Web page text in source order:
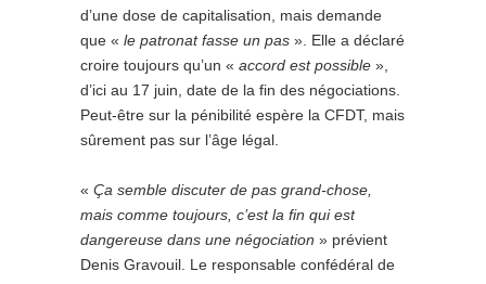
d’une dose de capitalisation, mais demande
que « le patronat fasse un pas ». Elle a déclaré
croire toujours qu’un « accord est possible »,
d’ici au 17 juin, date de la fin des négociations.
Peut-être sur la pénibilité espère la CFDT, mais
sûrement pas sur l’âge légal.
« Ça semble discuter de pas grand-chose,
mais comme toujours, c’est la fin qui est
dangereuse dans une négociation » prévient
Denis Gravouil. Le responsable confédéral de